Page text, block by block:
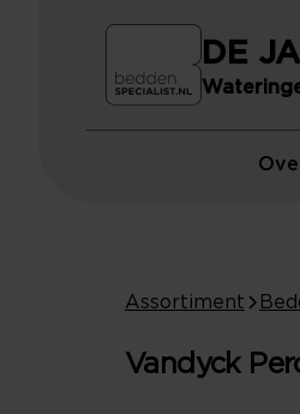
DE
Assortiment
Vandyck